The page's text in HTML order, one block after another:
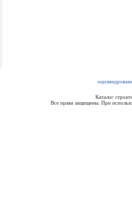
Каталог
Все права защищены. При